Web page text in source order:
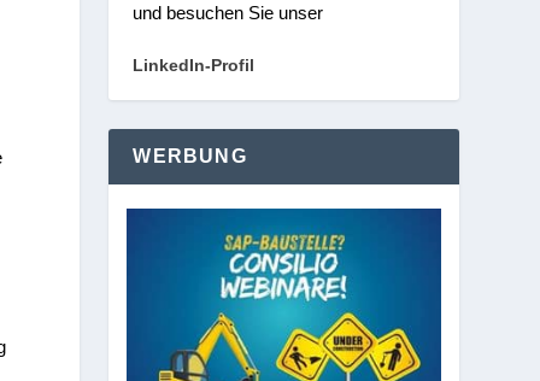
und besuchen Sie unser
LinkedIn-Profil
WERBUNG